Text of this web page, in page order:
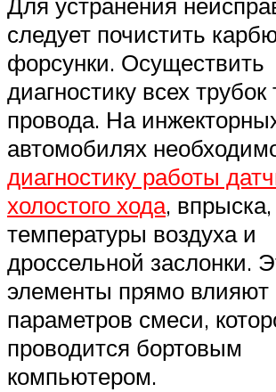
Для устранения
следует почистить
форсунки. Осуществить
диагностику всех
провода. На
автомобилях
диагностику работы
холостого хода,
температуры воздуха и
дроссельной заслонки.
элементы прямо влияют
параметров смеси,
проводится бортовым
компьютером.